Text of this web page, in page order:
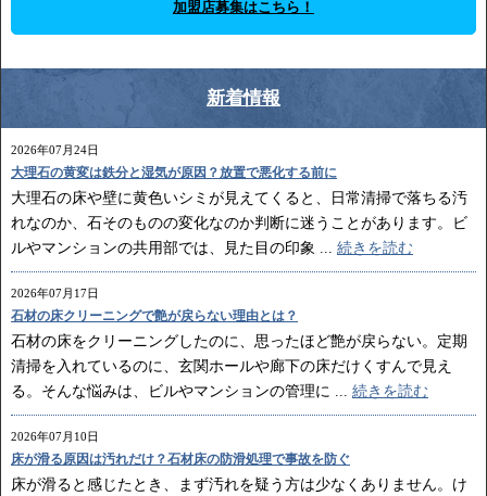
加盟店募集はこちら！
新着情報
2026年07月24日
大理石の黄変は鉄分と湿気が原因？放置で悪化する前に
大理石の床や壁に黄色いシミが見えてくると、日常清掃で落ちる汚
れなのか、石そのものの変化なのか判断に迷うことがあります。ビ
ルやマンションの共用部では、見た目の印象 ... 続きを読む
2026年07月17日
石材の床クリーニングで艶が戻らない理由とは？
石材の床をクリーニングしたのに、思ったほど艶が戻らない。定期
清掃を入れているのに、玄関ホールや廊下の床だけくすんで見え
る。そんな悩みは、ビルやマンションの管理に ... 続きを読む
2026年07月10日
床が滑る原因は汚れだけ？石材床の防滑処理で事故を防ぐ
床が滑ると感じたとき、まず汚れを疑う方は少なくありません。け